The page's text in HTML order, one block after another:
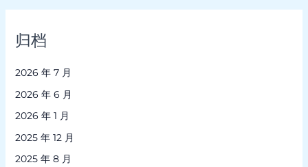
归档
2026 年 7 月
2026 年 6 月
2026 年 1 月
2025 年 12 月
2025 年 8 月